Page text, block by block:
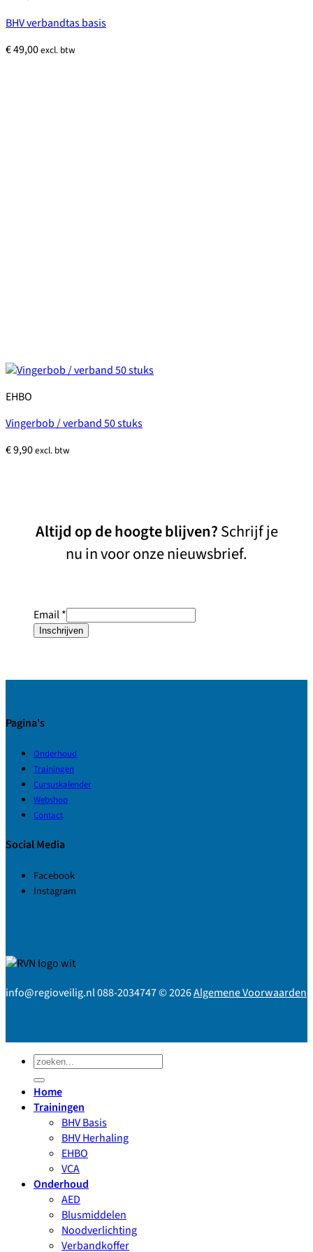
BHV verbandtas basis
€49,00excl. btw
EHBO
Vingerbob / verband 50 stuks
€9,90excl. btw
Altijd op de hoogte blijven?Schrijf je
nu in voor onze nieuwsbrief.
Email*
Inschrijven
Pagina's
Onderhoud
Trainingen
Cursuskalender
Webshop
Contact
Social Media
Facebook
Instagram
info@regioveilig.nl 088-2034747 © 2026Algemene Voorwaarden
Zoeken
naar:
Home
Trainingen
BHV Basis
BHV Herhaling
EHBO
VCA
Onderhoud
AED
Blusmiddelen
Noodverlichting
Verbandkoffer